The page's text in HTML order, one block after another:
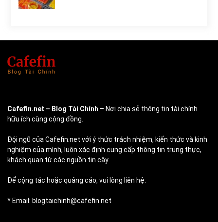
Cafefin.net – Blog Tài Chính – Nơi chia sẻ thông tin tài chính
hữu ích cùng cộng đồng.
Đội ngũ của Cafefin.net với ý thức trách nhiệm, kiến thức và kinh
nghiệm của mình, luôn xác định cung cấp thông tin trung thực,
khách quan từ các nguồn tin cậy.
Để cộng tác hoặc quảng cáo, vui lòng liên hệ:
* Email: blogtaichinh@cafefin.net